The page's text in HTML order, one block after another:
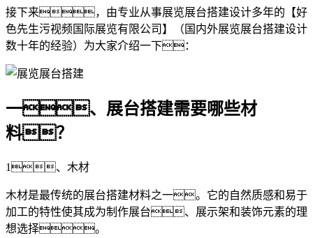
接下来，由专业从事展览展台搭建设计多年的【好
色先生污视频国际展览有限公司】（国内外展览展台搭建设计
数十年的经验）为大家介绍一下：
一、展台搭建需要哪些材
料？
1、木材
木材是最传统的展台搭建材料之一。它的自然质感和易于
加工的特性使其成为制作展台、展示架和装饰元素的理
想选择。